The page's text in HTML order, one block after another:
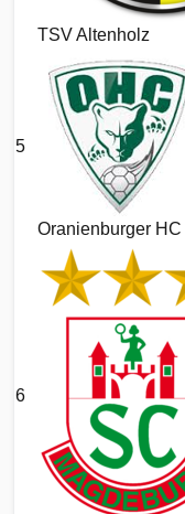
TSV Altenholz
5
Oranienburger HC
6